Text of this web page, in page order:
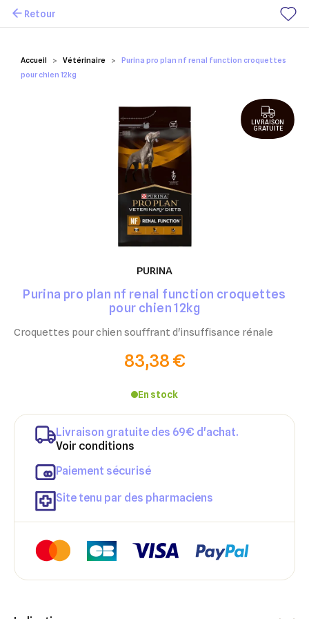
Mes favoris
Accueil Vétérinaire
Purina pro plan nf renal function croquettes
pour chien 12kg
Retour
PURINA
Purina pro plan nf renal function croquettes
pour chien 12kg
Croquettes pour chien souffrant d'insuffisance rénale
83,38 €
En stock
Livraison gratuite des 69€ d'achat.
Voir conditions
Paiement sécurisé
Site tenu par des pharmaciens
LIVRAISON
GRATUITE
××